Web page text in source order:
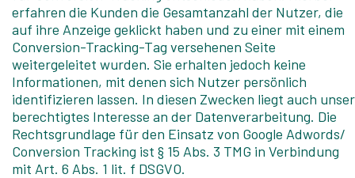
erfahren die Kunden die Gesamtanzahl der Nutzer, die
auf ihre Anzeige geklickt haben und zu einer mit einem
Conversion-Tracking-Tag versehenen Seite
weitergeleitet wurden. Sie erhalten jedoch keine
Informationen, mit denen sich Nutzer persönlich
identifizieren lassen. In diesen Zwecken liegt auch unser
berechtigtes Interesse an der Datenverarbeitung. Die
Rechtsgrundlage für den Einsatz von Google Adwords/
Conversion Tracking ist § 15 Abs. 3 TMG in Verbindung
mit Art. 6 Abs. 1 lit. f DSGVO.